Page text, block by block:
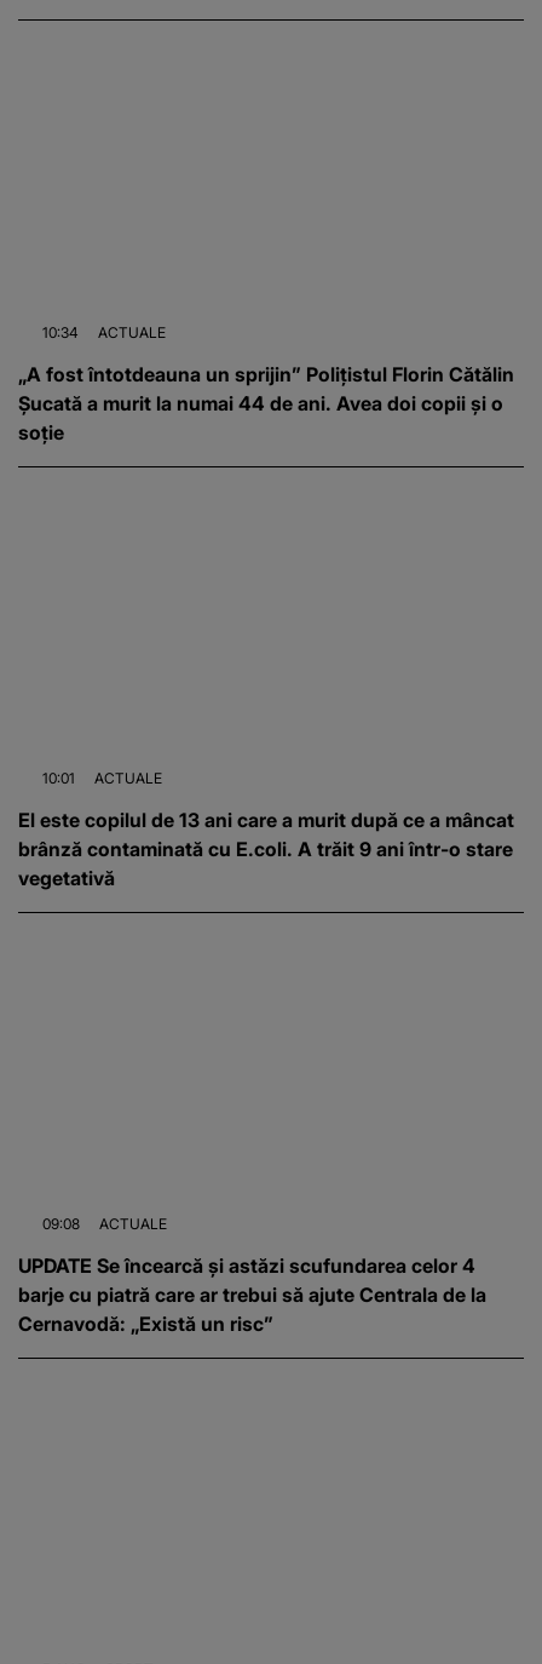
10:34 ACTUALE
„A fost întotdeauna un sprijin” Polițistul Florin Cătălin
Șucată a murit la numai 44 de ani. Avea doi copii și o
soție
10:01 ACTUALE
El este copilul de 13 ani care a murit după ce a mâncat
brânză contaminată cu E.coli. A trăit 9 ani într-o stare
vegetativă
09:08 ACTUALE
UPDATE Se încearcă și astăzi scufundarea celor 4
barje cu piatră care ar trebui să ajute Centrala de la
Cernavodă: „Există un risc”